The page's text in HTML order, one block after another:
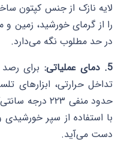
لایه نازک از جنس کپتون
را از گرمای خورشید، زمین
در حد مطلوب نگه می‌دارد.
5. دمای عملیاتی:
برای
تداخل حرارتی، ابزارهای
با استفاده از سپر
دست می‌آید.